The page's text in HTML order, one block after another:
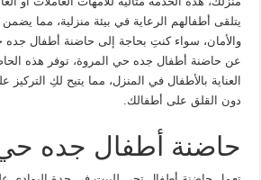
يتلقى أطفالهم الرعاية في بيئة منزلية، مما
والأمان، سواء كنتِ بحاجة إلى حاضنة أطفال جده
عن حاضنة أطفال جده حي المروة، توفر هذه
العناية بالأطفال في المنزل، مما يتيح لكِ التركيز
دون القلق على أطفالك.
حاضنة أطفال جده